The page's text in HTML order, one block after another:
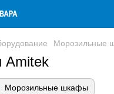
Морозильные
Морозильные шкафы